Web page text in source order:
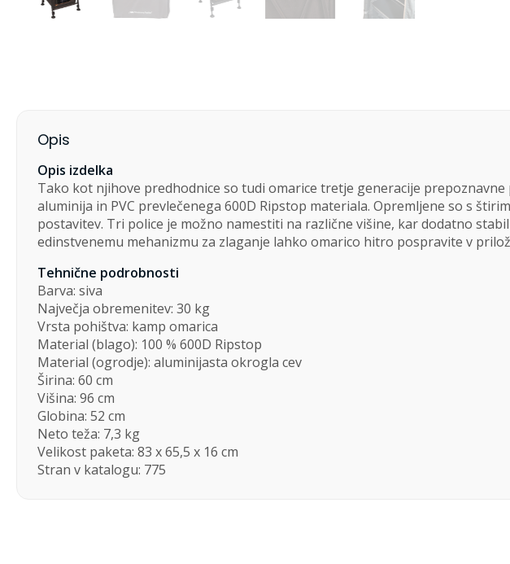
Opis
Opis izdelka
Tako kot njihove predhodnice so tudi omarice tretje generacije
aluminija in PVC prevlečenega 600D Ripstop materiala. Opremljene so s
postavitev. Tri police je možno namestiti na različne višine, kar dodatno
edinstvenemu mehanizmu za zlaganje lahko omarico hitro pospravite v
Tehnične podrobnosti
Barva: siva
Največja obremenitev: 30 kg
Vrsta pohištva: kamp omarica
Material (blago): 100 % 600D Ripstop
Material (ogrodje): aluminijasta okrogla cev
Širina: 60 cm
Višina: 96 cm
Globina: 52 cm
Neto teža: 7,3 kg
Velikost paketa: 83 x 65,5 x 16 cm
Stran v katalogu: 775